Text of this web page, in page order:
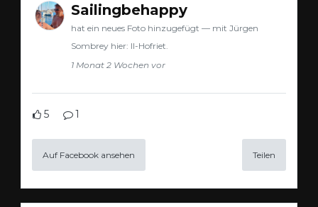
Sailingbehappy
hat ein neues Foto hinzugefügt — mit Jürgen
Sombrey hier: Il-Hofriet.
1 Monat 2 Wochen vor
5 1
Auf Facebook ansehen Teilen